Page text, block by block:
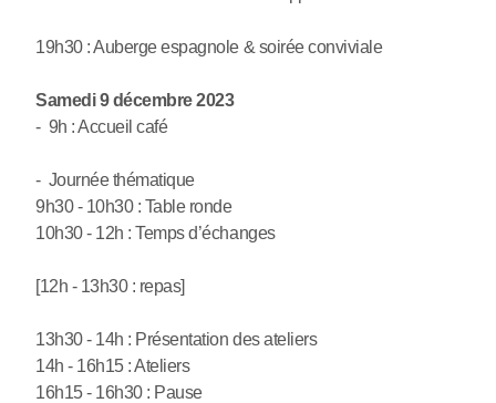
19h30 : Auberge espagnole & soirée conviviale
Samedi 9 décembre 2023
- 9h : Accueil café
- Journée thématique
9h30 - 10h30 : Table ronde
10h30 - 12h : Temps d’échanges
[12h - 13h30 : repas]
13h30 - 14h : Présentation des ateliers
14h - 16h15 : Ateliers
16h15 - 16h30 : Pause